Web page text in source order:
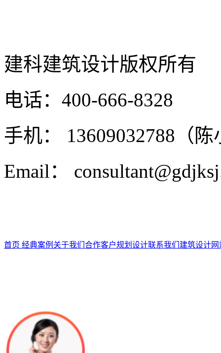
建科建筑设计版权所有
电话：400-666-8328
手机： 13609032788（陈
Email：
首页 经典案例 关于我们 合作客户规划设计联系我们 建筑设计